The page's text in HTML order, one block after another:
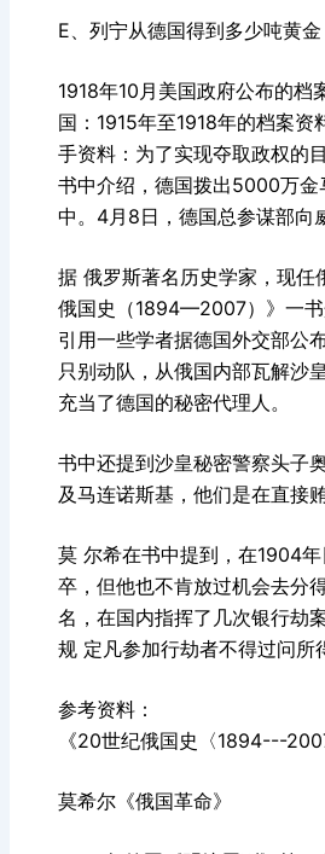
E、列宁从德国得到多少吨黄金
1918年10月美国政府公布的档
国：1915年至1918年的档案
手资料：为了实现夺取政权的
书中介绍，德国拨出5000万
中。4月8日，德国总参谋部向
据 俄罗斯著名历史学家，现任
俄国史（1894—2007）》一书
引用一些学者据德国外交部公
只别动队，从俄国内部瓦解沙
充当了德国的秘密代理人。
书中还提到沙皇秘密警察头子
及马连诺斯基，他们是在直接
莫 尔希在书中提到，在1904
卒，但他也不肯放过机会去分
名，在国内指挥了几次银行劫
规 定凡参加行劫者不得过问所
参考资料：
《20世纪俄国史〈1894---
莫希尔《俄国革命》